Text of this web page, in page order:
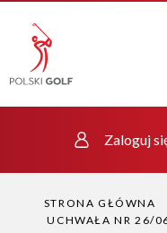
Zaloguj
STRONA GŁÓWNA
UCHWAŁA NR 26/